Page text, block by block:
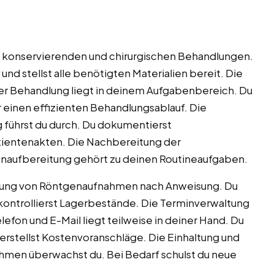
und chirurgischen Behandlungen.
stellst alle benötigten Materialien bereit. Die
Behandlung liegt in deinem Aufgabenbereich. Du
effizienten Behandlungsablauf. Die
du durch. Du dokumentierst
Die Nachbereitung der
gehört zu deinen Routineaufgaben.
von Röntgenaufnahmen nach Anweisung. Du
Lagerbestände. Die Terminverwaltung
und E-Mail liegt teilweise in deiner Hand. Du
Kostenvoranschläge. Die Einhaltung und
überwachst du. Bei Bedarf schulst du neue